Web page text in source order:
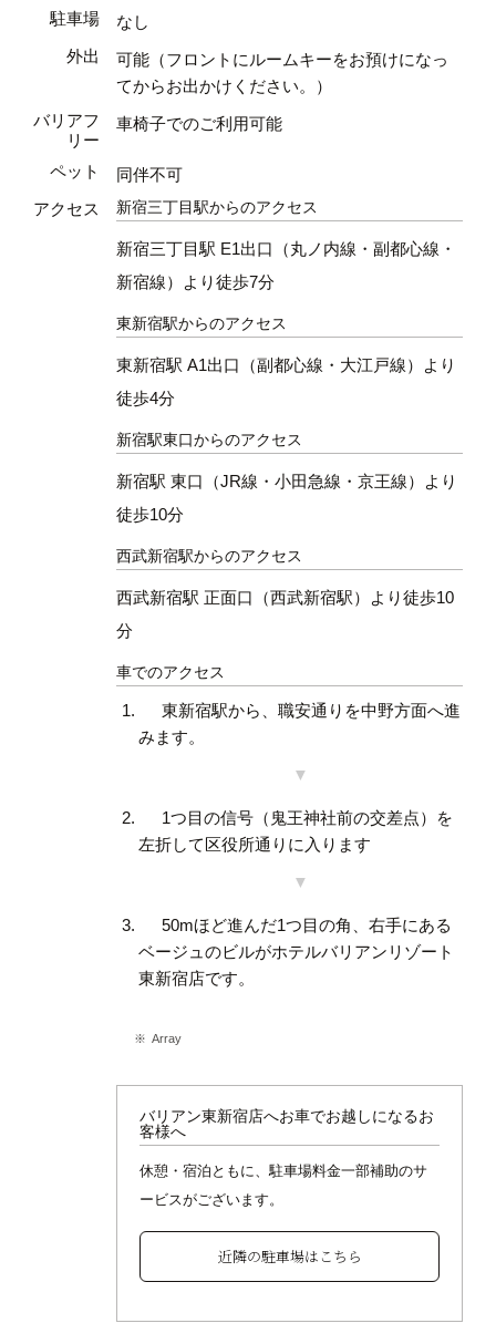
駐車場
なし
外出
可能（フロントにルームキーをお預けになっ
てからお出かけください。）
バリアフ
リー
車椅子でのご利用可能
ペット
同伴不可
アクセス
新宿三丁目駅からのアクセス
新宿三丁目駅 E1出口（丸ノ内線・副都心線・
新宿線）より徒歩7分
東新宿駅からのアクセス
東新宿駅 A1出口（副都心線・大江戸線）より
徒歩4分
新宿駅東口からのアクセス
新宿駅 東口（JR線・小田急線・京王線）より
徒歩10分
西武新宿駅からのアクセス
西武新宿駅 正面口（西武新宿駅）より徒歩10
分
車でのアクセス
東新宿駅から、職安通りを中野方面へ進
みます。
1つ目の信号（鬼王神社前の交差点）を
左折して区役所通りに入ります
50mほど進んだ1つ目の角、右手にある
ベージュのビルがホテルバリアンリゾート
東新宿店です。
Array
バリアン東新宿店へお車でお越しになるお
客様へ
休憩・宿泊ともに、駐車場料金一部補助のサ
ービスがございます。
近隣の駐車場はこちら